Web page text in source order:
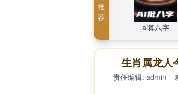
推
荐
ai算八字
生肖属龙人
责任编辑: admin